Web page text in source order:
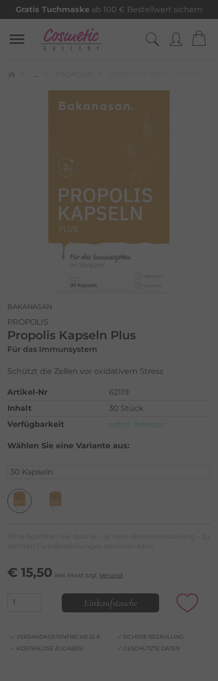
Gratis Tuchmaske ab 100 € Bestellwert sichern
...
BAKANASAN
PROPOLIS
Propolis Kapseln Plus
Für das Immunsystem
Schützt die Zellen vor oxidativem Stress
Artikel-Nr
62119
Inhalt
30 Stück
Verfügbarkeit
sofort lieferbar
Wählen Sie eine Variante aus:
€ 15,50 inkl. Mwst zzgl. Versand
Einkaufstasche
VERSANDKOSTENFREI AB 25 €
SICHERE BEZAHLUNG
KOSTENLOSE ZUGABEN
GESCHÜTZTE DATEN